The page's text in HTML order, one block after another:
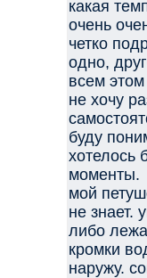
какая
очень
четко
одно,
всем
не хочу
буду
хотелось
моменты.
мой
не знает.
либо
кромки
наружу.